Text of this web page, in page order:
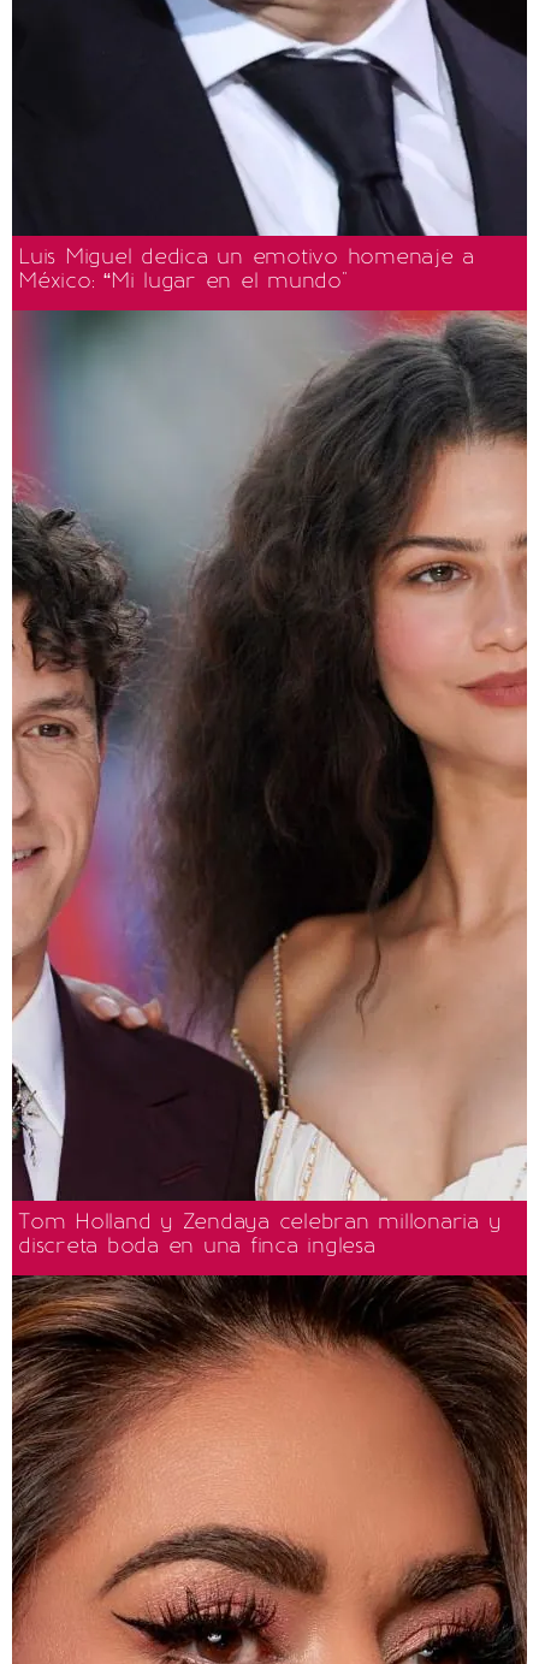
Luis Miguel dedica un emotivo homenaje a
México: “Mi lugar en el mundo"
Tom Holland y Zendaya celebran millonaria y
discreta boda en una finca inglesa